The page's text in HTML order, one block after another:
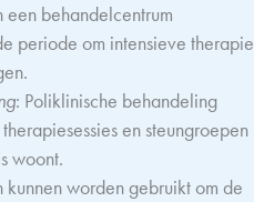
behandelcentrum
periode om intensieve therapie
: Poliklinische behandeling
en steungroepen
woont.
worden gebruikt om de